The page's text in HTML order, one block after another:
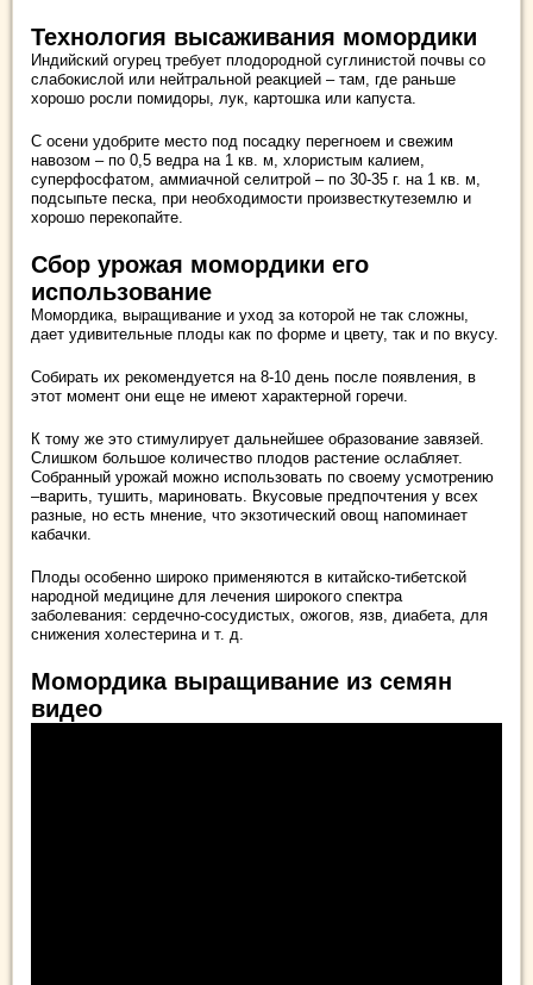
Технология высаживания момордики
Индийский огурец требует плодородной суглинистой почвы со
слабокислой или нейтральной реакцией – там, где раньше
хорошо росли помидоры, лук, картошка или капуста.
С осени удобрите место под посадку перегноем и свежим
навозом – по 0,5 ведра на 1 кв. м, хлористым калием,
суперфосфатом, аммиачной селитрой – по 30-35 г. на 1 кв. м,
подсыпьте песка, при необходимости произвесткутеземлю и
хорошо перекопайте.
Сбор урожая момордики его
использование
Момордика, выращивание и уход за которой не так сложны,
дает удивительные плоды как по форме и цвету, так и по вкусу.
Собирать их рекомендуется на 8-10 день после появления, в
этот момент они еще не имеют характерной горечи.
К тому же это стимулирует дальнейшее образование завязей.
Слишком большое количество плодов растение ослабляет.
Собранный урожай можно использовать по своему усмотрению
–варить, тушить, мариновать. Вкусовые предпочтения у всех
разные, но есть мнение, что экзотический овощ напоминает
кабачки.
Плоды особенно широко применяются в китайско-тибетской
народной медицине для лечения широкого спектра
заболевания: сердечно-сосудистых, ожогов, язв, диабета, для
снижения холестерина и т. д.
Момордика выращивание из семян
видео